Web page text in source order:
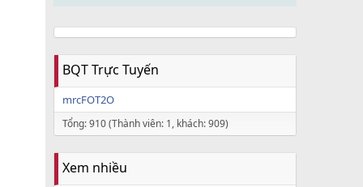
BQT Trực Tuyến
mrcFOT2O
Tổng: 910 (Thành viên: 1, khách: 909)
Xem nhiều